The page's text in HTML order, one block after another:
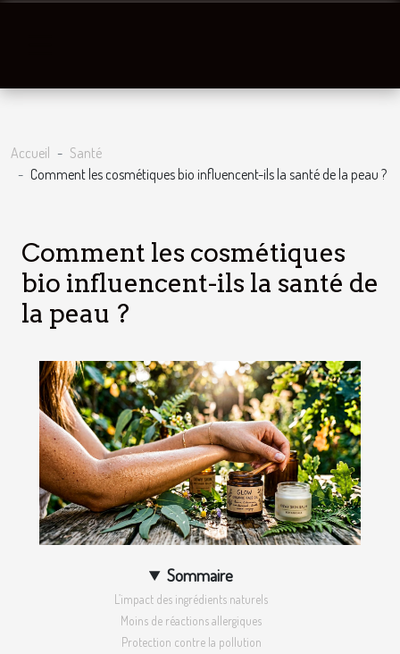
Accueil
Santé
Comment les cosmétiques bio influencent-ils la santé de la peau ?
Comment les cosmétiques
bio influencent-ils la santé de
la peau ?
Sommaire
L’impact des ingrédients naturels
Moins de réactions allergiques
Protection contre la pollution